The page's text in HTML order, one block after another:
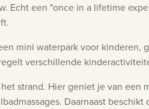
Echt een "once in a lifetime
mini waterpark voor
verschillende
strand. Hier geniet je van
Daarnaast